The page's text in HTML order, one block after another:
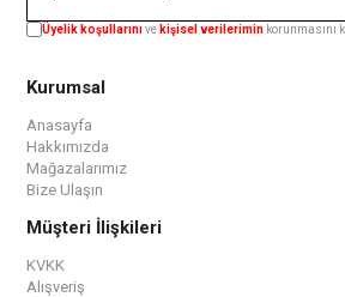
Üyelik koşullarınıve kişisel verilerimin korunmasını
Kurumsal
Anasayfa
Hakkımızda
Mağazalarımız
Bize Ulaşın
Müşteri İlişkileri
KVKK
Alışveriş